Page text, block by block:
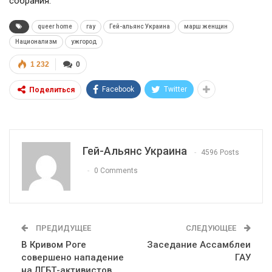
queer home гау Гей-альянс Украина марш женщин
Национализм ужгород
0
1 232
Поделиться Facebook Twitter
Гей-Альянс Украина 4596 Posts
0 Comments
ПРЕДИДУЩЕЕ
В Кривом Роге
совершено нападение
СЛЕДУЮЩЕЕ
Заседание Ассамблеи
ГАУ